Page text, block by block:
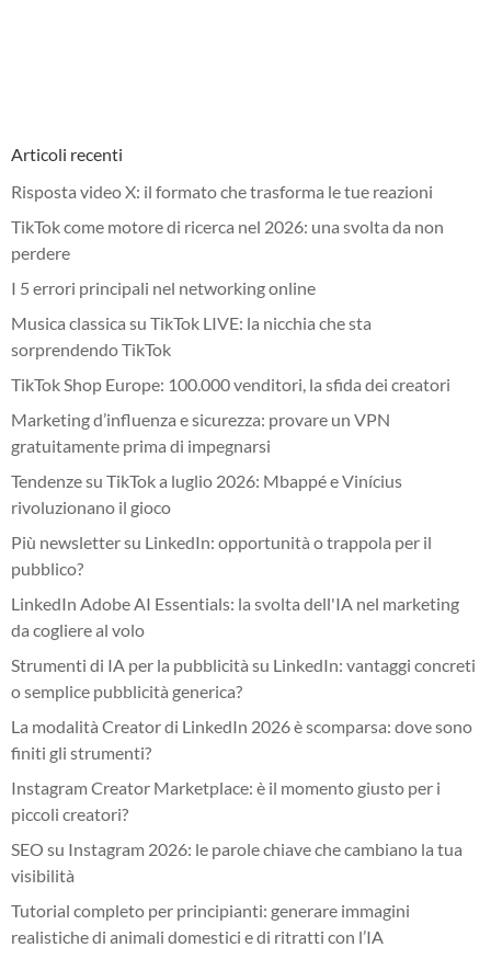
Articoli recenti
Risposta video X: il formato che trasforma le tue reazioni
TikTok come motore di ricerca nel 2026: una svolta da non
perdere
I 5 errori principali nel networking online
Musica classica su TikTok LIVE: la nicchia che sta
sorprendendo TikTok
TikTok Shop Europe: 100.000 venditori, la sfida dei creatori
Marketing d’influenza e sicurezza: provare un VPN
gratuitamente prima di impegnarsi
Tendenze su TikTok a luglio 2026: Mbappé e Vinícius
rivoluzionano il gioco
Più newsletter su LinkedIn: opportunità o trappola per il
pubblico?
LinkedIn Adobe AI Essentials: la svolta dell'IA nel marketing
da cogliere al volo
Strumenti di IA per la pubblicità su LinkedIn: vantaggi concreti
o semplice pubblicità generica?
La modalità Creator di LinkedIn 2026 è scomparsa: dove sono
finiti gli strumenti?
Instagram Creator Marketplace: è il momento giusto per i
piccoli creatori?
SEO su Instagram 2026: le parole chiave che cambiano la tua
visibilità
Tutorial completo per principianti: generare immagini
realistiche di animali domestici e di ritratti con l’IA